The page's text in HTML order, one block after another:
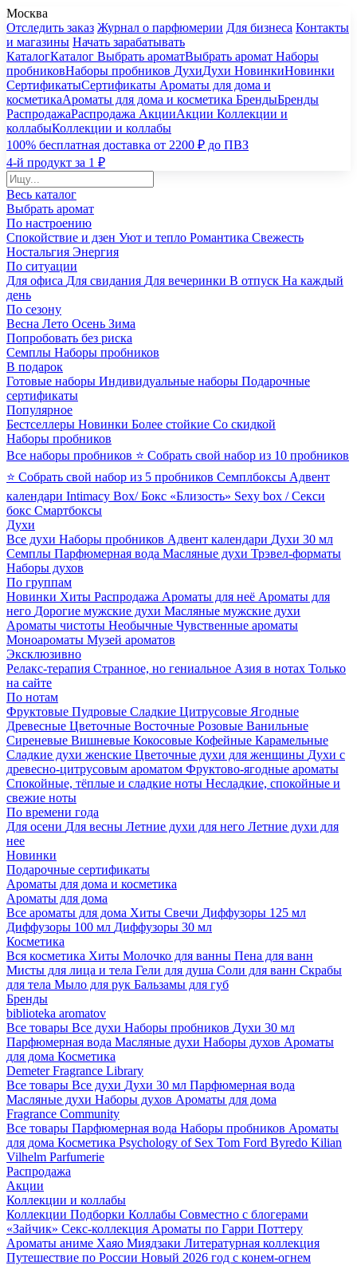
Москва
Отследить заказ Журнал о парфюмерии Для бизнеса Контакты
и магазины Начать зарабатывать
КаталогКаталог Выбрать ароматВыбрать аромат Наборы
пробниковНаборы пробников ДухиДухи НовинкиНовинки
СертификатыСертификаты Ароматы для дома и
косметикаАроматы для дома и косметика БрендыБренды
РаспродажаРаспродажа АкцииАкции Коллекции и
коллабыКоллекции и коллабы
100% бесплатная доставка от 2200 ₽ до ПВЗ
4-й продукт за 1 ₽
Весь каталог
Выбрать аромат
По настроению
Спокойствие и дзен Уют и тепло Романтика Свежесть
Ностальгия Энергия
По ситуации
Для офиса Для свидания Для вечеринки В отпуск На каждый
день
По сезону
Весна Лето Осень Зима
Попробовать без риска
Семплы Наборы пробников
В подарок
Готовые наборы Индивидуальные наборы Подарочные
сертификаты
Популярное
Бестселлеры Новинки Более стойкие Со скидкой
Наборы пробников
Все наборы пробников ⭐ Собрать свой набор из 10 пробников
⭐ Собрать свой набор из 5 пробников Семплбоксы Адвент
календари Intimacy Box/ Бокс «Близость» Sexy box / Секси
бокс Смартбоксы
Духи
Все духи Наборы пробников Адвент календари Духи 30 мл
Семплы Парфюмерная вода Масляные духи Трэвел-форматы
Наборы духов
По группам
Новинки Хиты Распродажа Ароматы для неё Ароматы для
него Дорогие мужские духи Масляные мужские духи
Ароматы чистоты Необычные Чувственные ароматы
Моноароматы Музей ароматов
Эксклюзивно
Релакс-терапия Странное, но гениальное Азия в нотах Только
на сайте
По нотам
Фруктовые Пудровые Сладкие Цитрусовые Ягодные
Древесные Цветочные Восточные Розовые Ванильные
Сиреневые Вишневые Кокосовые Кофейные Карамельные
Сладкие духи женские Цветочные духи для женщины Духи с
древесно-цитрусовым ароматом Фруктово-ягодные ароматы
Спокойные, тёплые и сладкие ноты Несладкие, спокойные и
свежие ноты
По времени года
Для осени Для весны Летние духи для него Летние духи для
нее
Новинки
Подарочные сертификаты
Ароматы для дома и косметика
Ароматы для дома
Все ароматы для дома Хиты Свечи Диффузоры 125 мл
Диффузоры 100 мл Диффузоры 30 мл
Косметика
Вся косметика Хиты Молочко для ванны Пена для ванн
Мисты для лица и тела Гели для душа Соли для ванн Скрабы
для тела Мыло для рук Бальзамы для губ
Бренды
biblioteka aromatov
Все товары Все духи Наборы пробников Духи 30 мл
Парфюмерная вода Масляные духи Наборы духов Ароматы
для дома Косметика
Demeter Fragrance Library
Все товары Все духи Духи 30 мл Парфюмерная вода
Масляные духи Наборы духов Ароматы для дома
Fragrance Community
Все товары Парфюмерная вода Наборы пробников Ароматы
для дома Косметика Psychology of Sex Tom Ford Byredo Kilian
Vilhelm Parfumerie
Распродажа
Акции
Коллекции и коллабы
Коллекции Подборки Коллабы Совместно с блогерами
«Зайчик» Секс-коллекция Ароматы по Гарри Поттеру
Ароматы аниме Хаяо Миядзаки Литературная коллекция
Путешествие по России Новый 2026 год с конем-огнем